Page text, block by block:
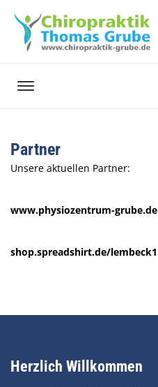
Partner
Unsere aktuellen Partner:
www.physiozentrum-grube.de
shop.spreadshirt.de/lembeck1
Herzlich Willkommen